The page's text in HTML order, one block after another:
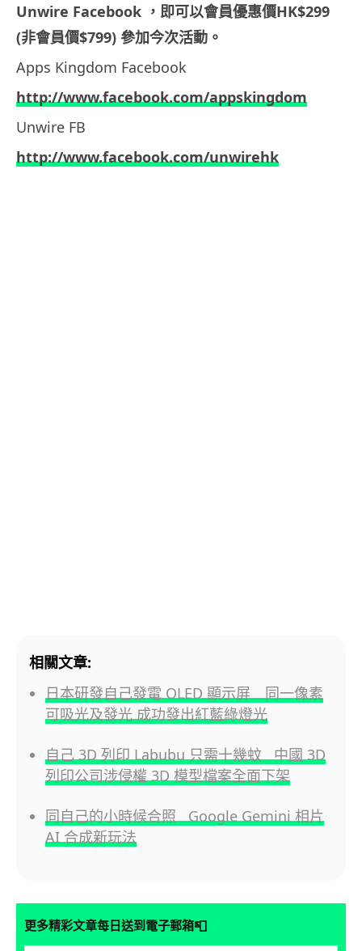
Unwire Facebook ，即可以會員優惠價HK$299
(非會員價$799) 參加今次活動。
Apps Kingdom Facebook
http://www.facebook.com/appskingdom
Unwire FB
http://www.facebook.com/unwirehk
相關文章:
日本研發自己發電 OLED 顯示屏 同一像素
可吸光及發光 成功發出紅藍綠燈光
自己 3D 列印 Labubu 只需十幾蚊 中國 3D
列印公司涉侵權 3D 模型檔案全面下架
同自己的小時候合照 Google Gemini 相片
AI 合成新玩法
更多精彩文章每日送到電子郵箱📮